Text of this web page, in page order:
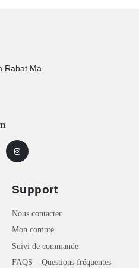
Rabat Ma
Support
Nous contacter
Mon compte
Suivi de commande
FAQS – Questions fréquentes